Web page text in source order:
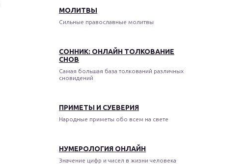
МОЛИТВЫ
Сильные православные молитвы
СОННИК: ОНЛАЙН ТОЛКОВАНИЕ
СНОВ
Самая большая база толкований различных
сновидений
ПРИМЕТЫ И СУЕВЕРИЯ
Народные приметы обо всем на свете
НУМЕРОЛОГИЯ ОНЛАЙН
Значение цифр и чисел в жизни человека